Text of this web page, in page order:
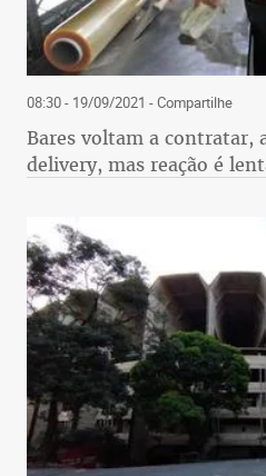
08:30 - 19/09/2021 - Compartilhe
Bares voltam a contratar,
delivery, mas reação é